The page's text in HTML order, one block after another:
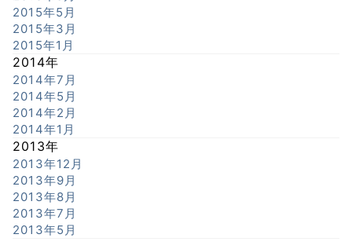
2015年5月
2015年3月
2015年1月
2014年
2014年7月
2014年5月
2014年2月
2014年1月
2013年
2013年12月
2013年9月
2013年8月
2013年7月
2013年5月